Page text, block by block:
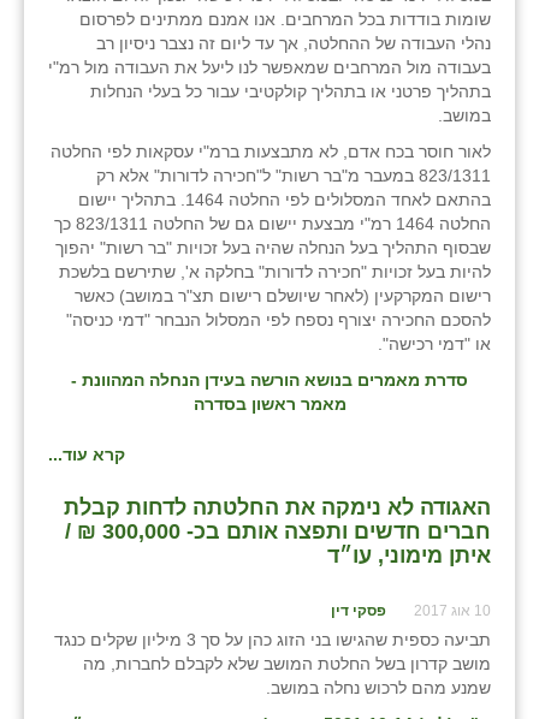
שומות בודדות בכל המרחבים. אנו אמנם ממתינים לפרסום
נהלי העבודה של ההחלטה, אך עד ליום זה נצבר ניסיון רב
בעבודה מול המרחבים שמאפשר לנו ליעל את העבודה מול רמ"י
בתהליך פרטני או בתהליך קולקטיבי עבור כל בעלי הנחלות
במושב.
לאור חוסר בכח אדם, לא מתבצעות ברמ"י עסקאות לפי החלטה
823/1311 במעבר מ"בר רשות" ל"חכירה לדורות" אלא רק
בהתאם לאחד המסלולים לפי החלטה 1464. בתהליך יישום
החלטה 1464 רמ"י מבצעת יישום גם של החלטה 823/1311 כך
שבסוף התהליך בעל הנחלה שהיה בעל זכויות "בר רשות" יהפוך
להיות בעל זכויות "חכירה לדורות" בחלקה א', שתירשם בלשכת
רישום המקרקעין (לאחר שיושלם רישום תצ"ר במושב) כאשר
להסכם החכירה יצורף נספח לפי המסלול הנבחר "דמי כניסה"
או "דמי רכישה".
סדרת מאמרים בנושא הורשה בעידן הנחלה המהוונת -
מאמר ראשון בסדרה
קרא עוד...
האגודה לא נימקה את החלטתה לדחות קבלת
חברים חדשים ותפצה אותם בכ- 300,000 ₪ /
איתן מימוני, עו״ד
10 אוג 2017 פסקי דין
תביעה כספית שהגישו בני הזוג כהן על סך 3 מיליון שקלים כנגד
מושב קדרון בשל החלטת המושב שלא לקבלם לחברות, מה
שמנע מהם לרכוש נחלה במושב.